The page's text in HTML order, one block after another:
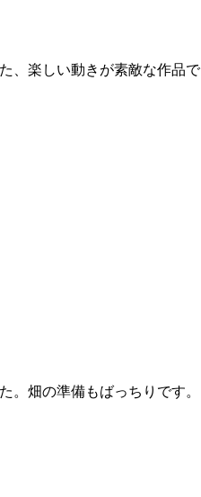
、楽しい動きが素敵な作品で
。畑の準備もばっちりです。